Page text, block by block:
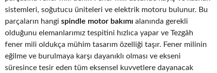
sistemleri, soğutucu üniteleri ve elektrik motoru bulunur. Bu
parçaların hangi spindle motor bakımı alanında gerekli
olduğunu elemanlarımız tespitini hızlıca yapar ve Tezgâh
fener mili oldukça mühim tasarım özelliği taşır. Fener milinin
eğilme ve burulmaya karşı dayanıklı olması ve ekseni
süresince tesir eden tüm eksensel kuvvetlere dayanacak